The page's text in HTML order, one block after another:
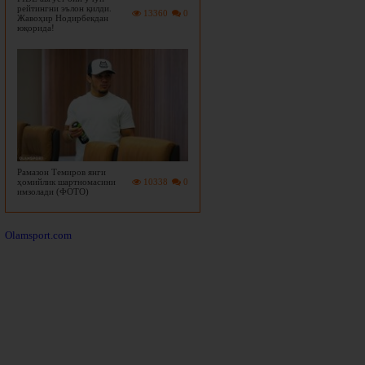
0
13360
рейтингни эълон қилди.
Жавоҳир Нодирбекдан
юқорида!
0
10338
Рамазон Темиров янги
ҳомийлик шартномасини
имзолади (ФОТО)
Olamsport.com